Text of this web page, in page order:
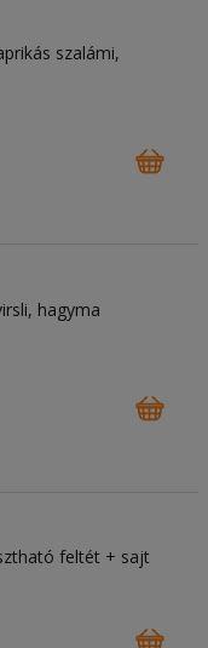
szalámi
hagyma
feltét + sajt